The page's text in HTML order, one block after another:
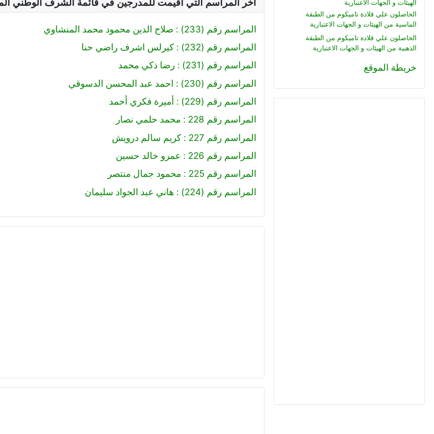
الهيئات و الجهات الاعتبارية
الحاصلون علي قلادة تاميكوم من الطبقة
الماسية من الهيئات و الجهات الاعتبارية
الحاصلون علي قلادة تاميكوم من الطبقة
الذهبية من الهيئات و الجهات الاعتبارية
خريطة الموقع
آخر المراسم التي اقيمت للمدرجين في قائمة الشرف الوطني
المراسم رقم (233) : صلاح الدين محمود محمد المنشاوي
المراسم رقم (232) : كيرلس اشرف راضي حنا
المراسم رقم (231) : رضا ذكي محمد
المراسم رقم (230) : احمد عبد المحسن الدسوقي
المراسم رقم (229) : أميرة فكري أحمد
المراسم رقم 228 : محمد حلمي نصار
المراسم رقم 227 : كريم سالم درويش
المراسم رقم 226 : عمرو خالد حسين
المراسم رقم 225 : محمود جمال منتصر
المراسم رقم (224) : هاني عبد الجواد سليمان